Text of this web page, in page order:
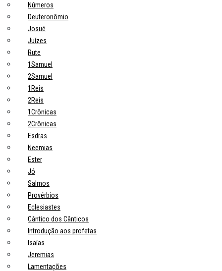
Números
Deuteronômio
Josué
Juízes
Rute
1Samuel
2Samuel
1Reis
2Reis
1Crônicas
2Crônicas
Esdras
Neemias
Ester
Jó
Salmos
Provérbios
Eclesiastes
Cântico dos Cânticos
Introdução aos profetas
Isaías
Jeremias
Lamentações